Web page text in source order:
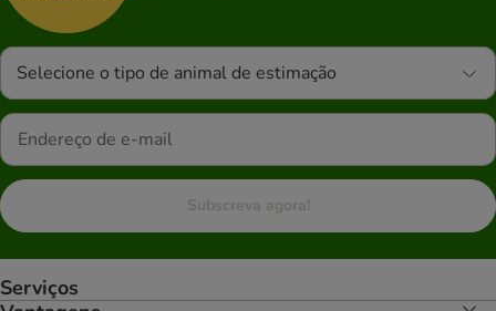
Selecione o tipo de animal de estimação
Subscreva agora!
Serviços